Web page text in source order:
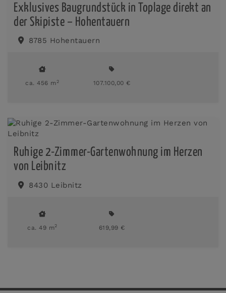
Exklusives Baugrundstück in Toplage direkt an
der Skipiste – Hohentauern
8785 Hohentauern
ca. 456 m2 107.100,00 €
Ruhige 2-Zimmer-Gartenwohnung im Herzen
von Leibnitz
8430 Leibnitz
ca. 49 m2 619,99 €